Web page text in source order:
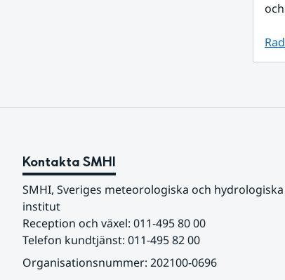
Kontakta SMHI
SMHI, Sveriges meteorologiska och hydrologiska
institut
Reception och växel: 011-495 80 00
Telefon kundtjänst: 011-495 82 00
Organisationsnummer: 202100-0696